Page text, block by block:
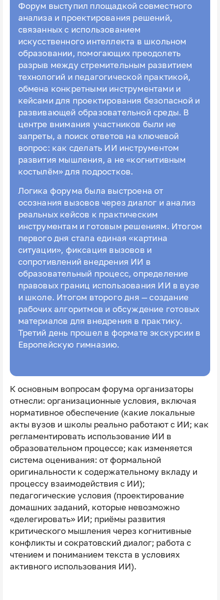
Форум выступил площадкой совместного
анализа и проектирования решений,
связанных с использованием
искусственного интеллекта в школьном
образовании, помогающих преодолеть
разрыв между стремительным развитием
технологий и педагогической практикой,
обмена конкретными инструментами и
кейсами для проектирования безопасной и
развивающей образовательной среды. В
центре внимания участников были не
запреты, а поиск ответов на ключевой
вопрос: как сделать ИИ инструментом
развития мышления, а не «когнитивным
костылём» для подростков.
Логика форума была выстроена от
осознания вызовов через диалог и анализ
реальных кейсов к практическим
инструментам и готовым решениям. Итогом
первого дня стала единая «картина
ситуации», фиксация вызовов и
сопротивлений внедрения ИИ в
образовательный процесс, определение
правовых границ использования ИИ в вузе
и школе. Итогом второго дня — создание
рабочих алгоритмов и обсуждение готовых
материалов для внедрения в практику.
Третий день прошел в формате экскурсии в
Европейскую гимназию.
К основным вопросам форума организаторы
отнесли: организационные условия, включая
нормативное обеспечение (какие локальные
акты вузов и школы реально работают с ИИ; как
регламентировать использование ИИ в
образовательном процессе; как изменяется
система оценивания: от формальной
оригинальности к содержательному вкладу и
процессу взаимодействия с ИИ);
педагогические условия (проектирование
домашних заданий, которые невозможно
«делегировать» ИИ; приёмы развития
критического мышления через когнитивные
конфликты и сократовский диалог; работа с
чтением и пониманием текста в условиях
активного использования ИИ).